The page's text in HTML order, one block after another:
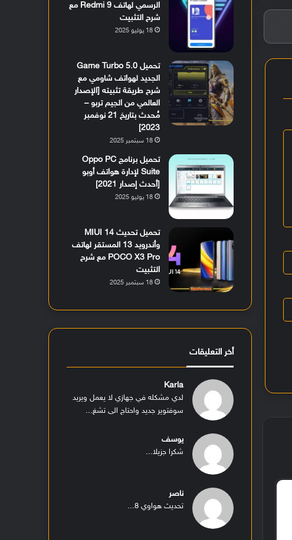
الرسمي لهاتف Redmi 9 مع
شرح التثبيت
18 يوليو 2025
تحميل Game Turbo 5.0
الجديد لهواتف شاومي مع
شرح طريقة تثبيته [الإصدار
العالمي من الجيم تربو –
مُحدث بتاريخ 21 نوفمبر
2023]
18 سبتمبر 2025
تحميل برنامج Oppo PC
Suite لإدارة هواتف أوبو
[أحدث إصدار 2021]
18 يوليو 2025
تحميل تحديث MIUI 14
وأندرويد 13 المستقر لهاتف
POCO X3 Pro مع شرح
التثبيت
18 سبتمبر 2025
أخر التعليقات
Karla
لدي مشكله في جهازي لا يعمل ويريد
سوفتوير جديد واحتاج الى تشغ...
يوسف
شكرا جزيلا...
ناصر
تحديث هواوي 8...